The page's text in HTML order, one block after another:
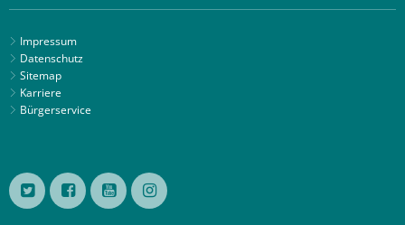
Impressum
Datenschutz
Sitemap
Karriere
Bürgerservice